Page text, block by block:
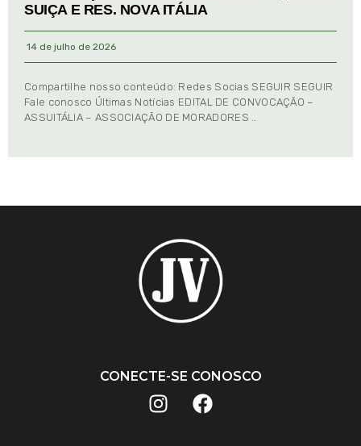
SUIÇA E RES. NOVA ITÁLIA
14 de julho de 2026
Compartilhe nosso conteúdo: Redes Socias SEGUIR SEGUIR
Fale conosco Últimas Notícias EDITAL DE CONVOCAÇÃO –
ASSUITÁLIA – ASSOCIAÇÃO DE MORADORES …
CONECTE-SE CONOSCO